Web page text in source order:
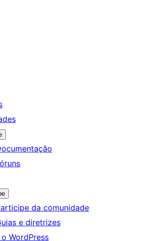
da comunidade
e diretrizes
WordPress